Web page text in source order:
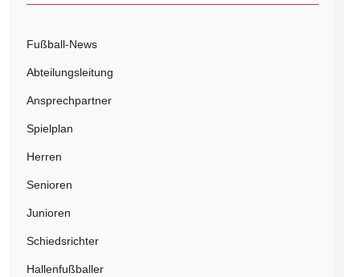
Fußball-News
Abteilungsleitung
Ansprechpartner
Spielplan
Herren
Senioren
Junioren
Schiedsrichter
Hallenfußballer